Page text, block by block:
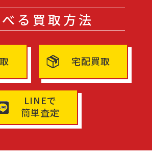
る買取方法
宅配買取
LINEで
簡単査定